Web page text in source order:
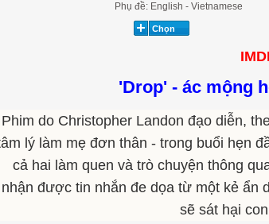
Phụ đề: English - Vietnamese
'Drop' - ác mộng
Phim do Christopher Landon đạo diễn,
lý làm mẹ đơn thân - trong buổi hẹn
cả hai làm quen và trò chuyện thông
nhận được tin nhắn đe dọa từ một kẻ ẩn
sẽ sát hại